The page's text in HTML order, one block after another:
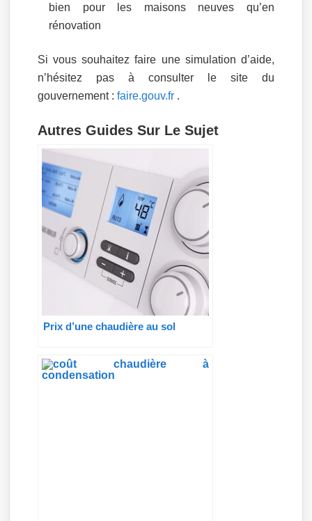
bien pour les maisons neuves qu’en
rénovation
Si vous souhaitez faire une simulation d’aide,
n’hésitez pas à consulter le site du
gouvernement :faire.gouv.fr .
Autres Guides Sur Le Sujet
Prix d’une chaudière au sol